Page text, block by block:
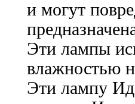
и могут
Эти лампы
влажностью
Эти лампу